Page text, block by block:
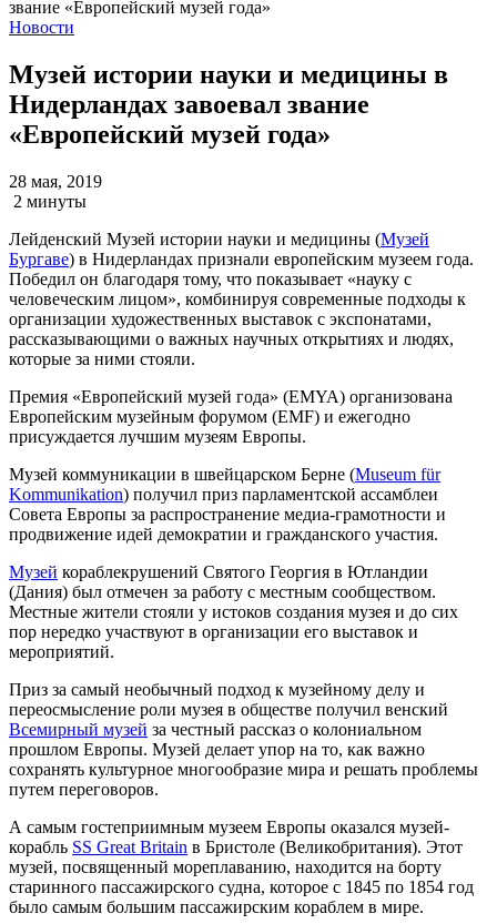
Новости
Музей истории науки и медицины в
Нидерландах завоевал звание
«Европейский музей года»
28 мая, 2019
2 минуты
Лейденский Музей истории науки и медицины (Музей
Бургаве) в Нидерландах признали европейским музеем года.
Победил он благодаря тому, что показывает «науку с
человеческим лицом», комбинируя современные подходы к
организации художественных выставок с экспонатами,
рассказывающими о важных научных открытиях и людях,
которые за ними стояли.
Премия «Европейский музей года» (EMYA) организована
Европейским музейным форумом (EMF) и ежегодно
присуждается лучшим музеям Европы.
Музей коммуникации в швейцарском Берне (Museum für
Kommunikation) получил приз парламентской ассамблеи
Совета Европы за распространение медиа-грамотности и
продвижение идей демократии и гражданского участия.
Музей кораблекрушений Святого Георгия в Ютландии
(Дания) был отмечен за работу с местным сообществом.
Местные жители стояли у истоков создания музея и до сих
пор нередко участвуют в организации его выставок и
мероприятий.
Приз за самый необычный подход к музейному делу и
переосмысление роли музея в обществе получил венский
Всемирный музей за честный рассказ о колониальном
прошлом Европы. Музей делает упор на то, как важно
сохранять культурное многообразие мира и решать проблемы
путем переговоров.
А самым гостеприимным музеем Европы оказался музей-
корабль SS Great Britain в Бристоле (Великобритания). Этот
музей, посвященный мореплаванию, находится на борту
старинного пассажирского судна, которое с 1845 по 1854 год
было самым большим пассажирским кораблем в мире.